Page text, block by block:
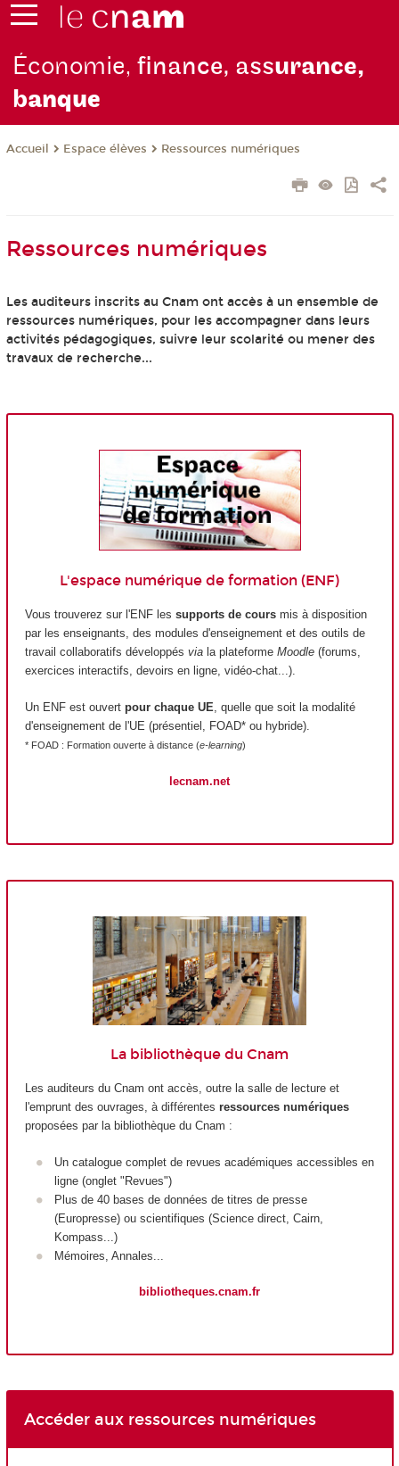
Économie,finance, assurance,
banque
Accueil Espace élèves Ressources numériques
Ressources numériques
Les auditeurs inscrits au Cnam ont accès à un ensemble de
ressources numériques, pour les accompagner dans leurs
activités pédagogiques, suivre leur scolarité ou mener des
travaux de recherche...
L'espace numérique de formation (ENF)
Vous trouverez sur l'ENF les supports de cours mis à disposition
par les enseignants, des modules d'enseignement et des outils de
travail collaboratifs développés via la plateforme Moodle (forums,
exercices interactifs, devoirs en ligne, vidéo-chat...).
Un ENF est ouvert pour chaque UE , quelle que soit la modalité
d'enseignement de l'UE (présentiel, FOAD* ou hybride).
* FOAD : Formation ouverte à distance (e-learning)
lecnam.net
La bibliothèque du Cnam
Les auditeurs du Cnam ont accès, outre la salle de lecture et
l'emprunt des ouvrages, à différentes ressources numériques
proposées par la bibliothèque du Cnam :
Un catalogue complet de revues académiques accessibles en
ligne (onglet "Revues")
Plus de 40 bases de données de titres de presse
(Europresse) ou scientifiques (Science direct, Cairn,
Kompass...)
Mémoires, Annales...
bibliotheques.cnam.fr
Accéder aux ressources numériques